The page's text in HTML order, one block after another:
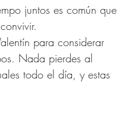
Online
Fashion
juntos es común que
para considerar
Nada pierdes al
todo el día, y estas